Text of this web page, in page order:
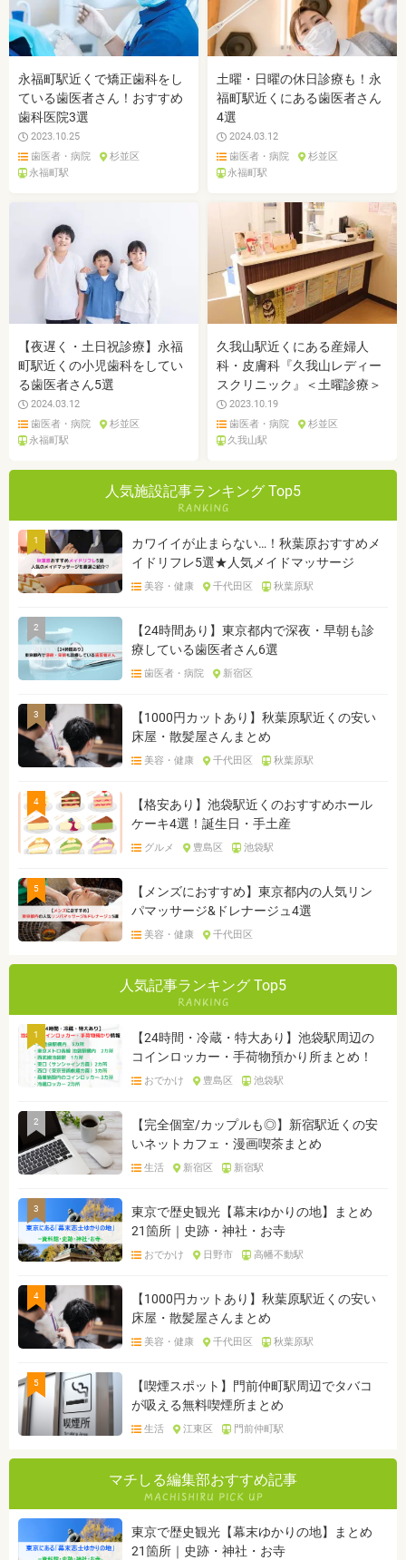
永福町駅近くで矯正歯科をし
ている歯医者さん！おすすめ
歯科医院3選
2023.10.25
歯医者・病院
杉並区
永福町駅
土曜・日曜の休日診療も！永
福町駅近くにある歯医者さん
4選
2024.03.12
歯医者・病院
杉並区
永福町駅
【夜遅く・土日祝診療】永福
町駅近くの小児歯科をしてい
る歯医者さん5選
2024.03.12
歯医者・病院
杉並区
永福町駅
久我山駅近くにある産婦人
科・皮膚科『久我山レディー
スクリニック』＜土曜診療＞
2023.10.19
歯医者・病院
杉並区
久我山駅
人気施設記事ランキング Top5
1
カワイイが止まらない…！秋葉原おすすめメ
イドリフレ5選★人気メイドマッサージ
美容・健康 千代田区 秋葉原駅
2
【24時間あり】東京都内で深夜・早朝も診
療している歯医者さん6選
歯医者・病院 新宿区
3
【1000円カットあり】秋葉原駅近くの安い
床屋・散髪屋さんまとめ
美容・健康 千代田区 秋葉原駅
4
【格安あり】池袋駅近くのおすすめホール
ケーキ4選！誕生日・手土産
グルメ 豊島区 池袋駅
5
【メンズにおすすめ】東京都内の人気リン
パマッサージ&ドレナージュ4選
美容・健康 千代田区
人気記事ランキング Top5
1
【24時間・冷蔵・特大あり】池袋駅周辺の
コインロッカー・手荷物預かり所まとめ！
おでかけ 豊島区 池袋駅
2
【完全個室/カップルも◎】新宿駅近くの安
いネットカフェ・漫画喫茶まとめ
生活 新宿区 新宿駅
3
東京で歴史観光【幕末ゆかりの地】まとめ
21箇所｜史跡・神社・お寺
おでかけ 日野市 高幡不動駅
4
【1000円カットあり】秋葉原駅近くの安い
床屋・散髪屋さんまとめ
美容・健康 千代田区 秋葉原駅
5
【喫煙スポット】門前仲町駅周辺でタバコ
が吸える無料喫煙所まとめ
生活 江東区 門前仲町駅
マチしる編集部おすすめ記事
東京で歴史観光【幕末ゆかりの地】まとめ
21箇所｜史跡・神社・お寺